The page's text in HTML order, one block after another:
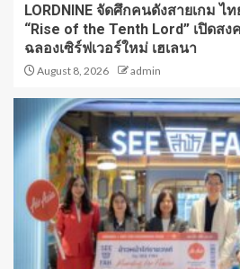
LORDNINE จัดศึกคนดังสายเกม
“Rise of the Tenth Lord” เปิดส
ฉลองเซิร์ฟเวอร์ใหม่ เฮเลนา
August 8, 2026 admin